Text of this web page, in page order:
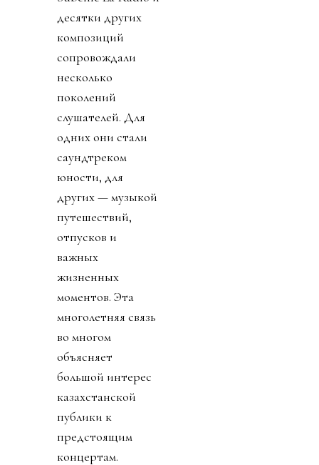
десятки других
композиций
сопровождали
несколько
поколений
слушателей. Для
одних они стали
саундтреком
юности, для
других — музыкой
путешествий,
отпусков и
важных
жизненных
моментов. Эта
многолетняя связь
во многом
объясняет
большой интерес
казахстанской
публики к
предстоящим
концертам.